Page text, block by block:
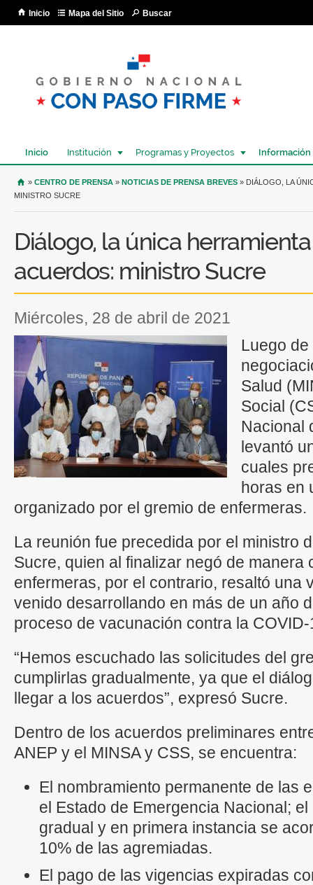
Inicio Mapa del Sitio Buscar
Inicio Institución Programas y Proyectos Información
USTED SE ENCUENTRA AQUÍ
» CENTRO DE PRENSA » NOTICIAS DE PRENSA BREVES » DIÁLOGO, LA
MINISTRO SUCRE
Diálogo, la única
acuerdos: ministro Sucre
miércoles, 28 de abril de 2021
Luego
Salud
Social
Nacional
levantó
cuales
horas en
organizado por el gremio de enfermeras.
La reunión fue precedida por el ministro
Sucre, quien al finalizar negó de manera
enfermeras, por el contrario, resaltó una
venido desarrollando en más de un año
proceso de vacunación contra la COVID-
“Hemos escuchado las solicitudes del
cumplirlas gradualmente, ya que el
llegar a los acuerdos”, expresó Sucre.
Dentro de los acuerdos preliminares
ANEP y el MINSA y CSS, se encuentra:
El nombramiento permanente de las
el Estado de Emergencia Nacional;
gradual y en primera instancia se
10% de las agremiadas.
El pago de las vigencias expiradas